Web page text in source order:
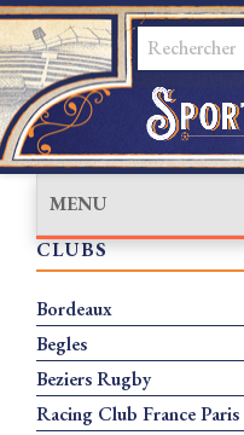
MENU
CLUBS
Bordeaux
Begles
Beziers Rugby
Racing Club France Paris